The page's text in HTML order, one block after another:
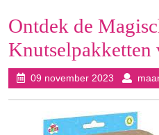
Ontdek de
09 november 2023 09
november